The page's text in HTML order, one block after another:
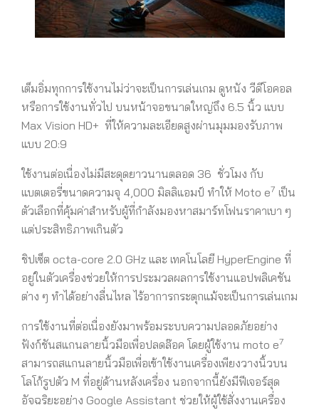
เต็มอิ่มทุกการใช้งานไม่ว่าจะเป็นการเล่นเกม ดูหนัง วีดีโอคอล
หรือการใช้งานทั่วไป บนหน้าจอขนาดใหญ่ถึง 6.5 นิ้ว แบบ
Max Vision HD+ ที่ให้ความละเอียดสูงผ่านมุมมองรับภาพ
แบบ 20:9
ใช้งานต่อเนื่องไม่มีสะดุดยาวนานตลอด 36 ชั่วโมง กับ
แบตเตอรี่ขนาดความจุ 4,000 มิลลิแอมป์ ทำให้ Moto e7 เป็น
ตัวเลือกที่คุ้มค่าสำหรับผู้ที่กำลังมองหาสมาร์ทโฟนราคาเบา ๆ
แต่ประสิทธิภาพเกินตัว
ชิปเซ็ต octa-core 2.0 GHz และ เทคโนโลยี HyperEngine ที่
อยู่ในตัวเครื่องช่วยให้การประมวลผลการใช้งานแอปพลิเคชัน
ต่าง ๆ ทำได้อย่างลื่นไหล ไร้อาการกระตุกแม้จะเป็นการเล่นเกม
การใช้งานที่ต่อเนื่องยังมาพร้อมระบบความปลอดภัยอย่าง
ฟังก์ชันสแกนลายนิ้วมือเพื่อปลดล๊อค โดยผู้ใช้งาน moto e7
สามารถสแกนลายนิ้วมือเพื่อเข้าใช้งานเครื่องเพียงวางนิ้วบน
โลโก้รูปตัว M ที่อยู่ด้านหลังเครื่อง นอกจากนี้ยังมีฟีเจอร์สุด
อัจฉริยะอย่าง Google Assistant ช่วยให้ผู้ใช้สั่งงานเครื่อง